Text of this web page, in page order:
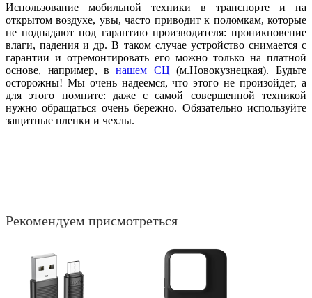
Использование мобильной техники в транспорте и на
открытом воздухе, увы, часто приводит к поломкам, которые
не подпадают под гарантию производителя: проникновение
влаги, падения и др. В таком случае устройство снимается с
гарантии и отремонтировать его можно только на платной
основе, например, внашем СЦ (м.Новокузнецкая). Будьте
осторожны! Мы очень надеемся, что этого не произойдет, а
для этого помните: даже с самой совершенной техникой
нужно обращаться очень бережно. Обязательно используйте
защитные пленки и чехлы.
Рекомендуем присмотреться